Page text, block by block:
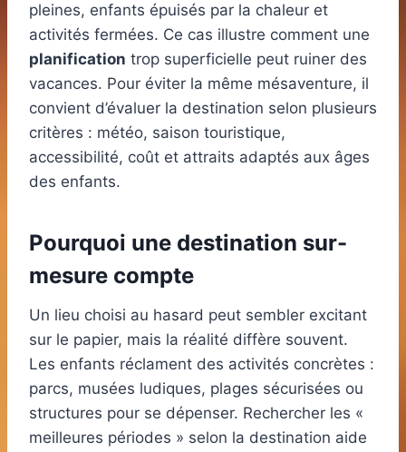
pleines, enfants épuisés par la chaleur et
activités fermées. Ce cas illustre comment une
planification trop superficielle peut ruiner des
vacances. Pour éviter la même mésaventure, il
convient d’évaluer la destination selon plusieurs
critères : météo, saison touristique,
accessibilité, coût et attraits adaptés aux âges
des enfants.
Pourquoi une destination sur-
mesure compte
Un lieu choisi au hasard peut sembler excitant
sur le papier, mais la réalité diffère souvent.
Les enfants réclament des activités concrètes :
parcs, musées ludiques, plages sécurisées ou
structures pour se dépenser. Rechercher les «
meilleures périodes » selon la destination aide